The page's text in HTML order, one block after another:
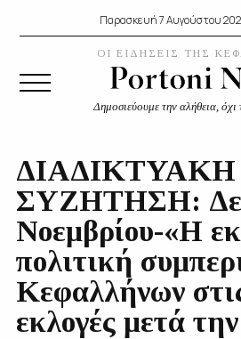
Παρασκευή 7 Αυγούστου
ΟΙ ΕΙΔΗΣΕΙΣ ΤΗΣ
Δημοσιεύουμε την αλήθεια, όχι
ΣΥΖΗΤΗΣΗ:
Νοεμβρίου-«Η
πολιτική
Κεφαλλήνων
εκλογές μετά